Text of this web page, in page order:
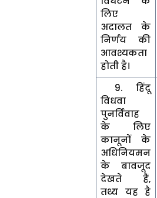
लिए
अदालत के
निर्णय की
आवश्यकता
होती है।
9. हिंदू
विधवा
पुनर्विवाह
के लिए
कानूनों के
अधिनियमन
के बावजूद
देखते हैं,
तथ्य यह है